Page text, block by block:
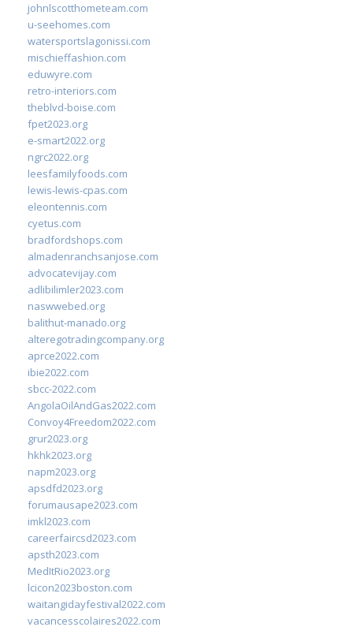
johnlscotthometeam.com
u-seehomes.com
watersportslagonissi.com
mischieffashion.com
eduwyre.com
retro-interiors.com
theblvd-boise.com
fpet2023.org
e-smart2022.org
ngrc2022.org
leesfamilyfoods.com
lewis-lewis-cpas.com
eleontennis.com
cyetus.com
bradfordshops.com
almadenranchsanjose.com
advocatevijay.com
adlibilimler2023.com
naswwebed.org
balithut-manado.org
alteregotradingcompany.org
aprce2022.com
ibie2022.com
sbcc-2022.com
AngolaOilAndGas2022.com
Convoy4Freedom2022.com
grur2023.org
hkhk2023.org
napm2023.org
apsdfd2023.org
forumausape2023.com
imkl2023.com
careerfaircsd2023.com
apsth2023.com
MedItRio2023.org
lcicon2023boston.com
waitangidayfestival2022.com
vacancesscolaires2022.com